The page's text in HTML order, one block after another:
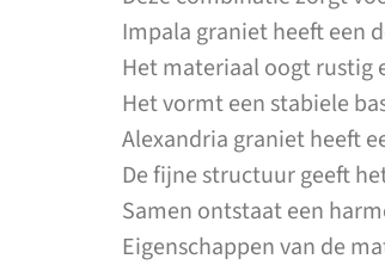
Impala graniet heeft een
Het materiaal oogt rustig
Het vormt een stabiele
Alexandria graniet heeft
De fijne structuur geeft
Samen ontstaat een
Eigenschappen van de